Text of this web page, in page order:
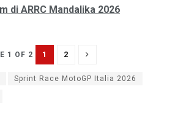
di ARRC Mandalika 2026
1 OF 2 1 2
Sprint Race MotoGP Italia 2026